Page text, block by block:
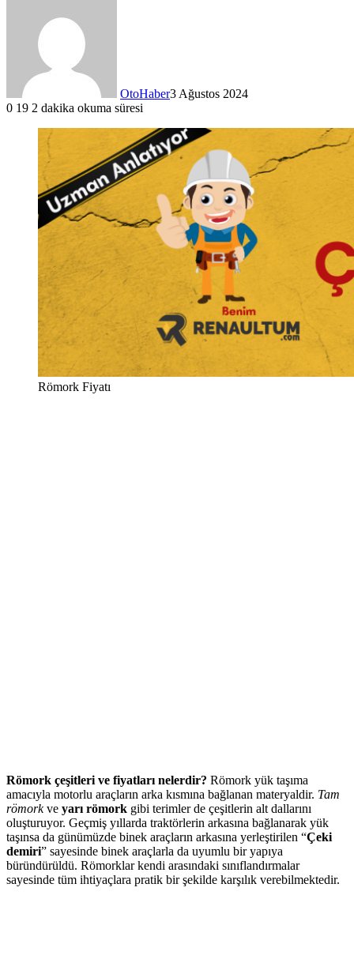
OtoHaber3 Ağustos 2024
0 19 2 dakika okuma süresi
Römork Fiyatı
Römork çeşitleri ve fiyatları nelerdir? Römork yük taşıma
amacıyla motorlu araçların arka kısmına bağlanan materyaldir. Tam
römorkve yarı römork gibi terimler de çeşitlerin alt dallarını
oluşturuyor. Geçmiş yıllarda traktörlerin arkasına bağlanarak yük
taşınsa da günümüzde binek araçların arkasına yerleştirilen “Çeki
demiri” sayesinde binek araçlarla da uyumlu bir yapıya
büründürüldü. Römorklar kendi arasındaki sınıflandırmalar
sayesinde tüm ihtiyaçlara pratik bir şekilde karşılık verebilmektedir.